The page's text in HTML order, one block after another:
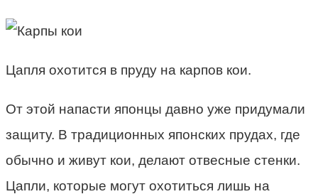
Цапля охотится в пруду на карпов кои.
От этой напасти японцы давно уже придумали
защиту. В традиционных японских прудах, где
обычно и живут кои, делают отвесные стенки.
Цапли, которые могут охотиться лишь на